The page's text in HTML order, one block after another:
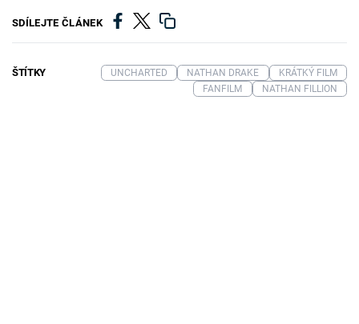
SDÍLEJTE ČLÁNEK
ŠTÍTKY UNCHARTED NATHAN DRAKE
KRÁTKÝ FILM
FANFILM
NATHAN FILLION